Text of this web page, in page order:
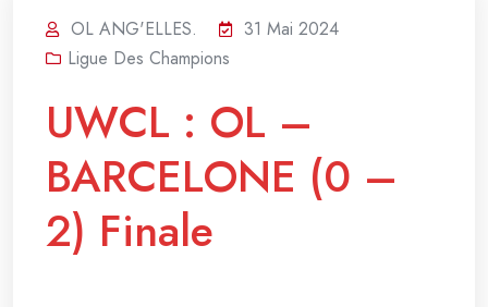
OL ANG'ELLES.
31 Mai 2024
Ligue Des Champions
UWCL : OL –
BARCELONE (0 –
2) Finale